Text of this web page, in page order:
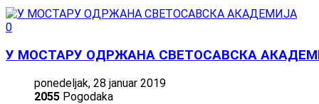
0
У МОСТАРУ ОДРЖАНА СВЕТОСАВСКА
ponedeljak, 28 januar 2019
2055 Pogodaka